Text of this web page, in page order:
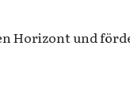
Horizont und